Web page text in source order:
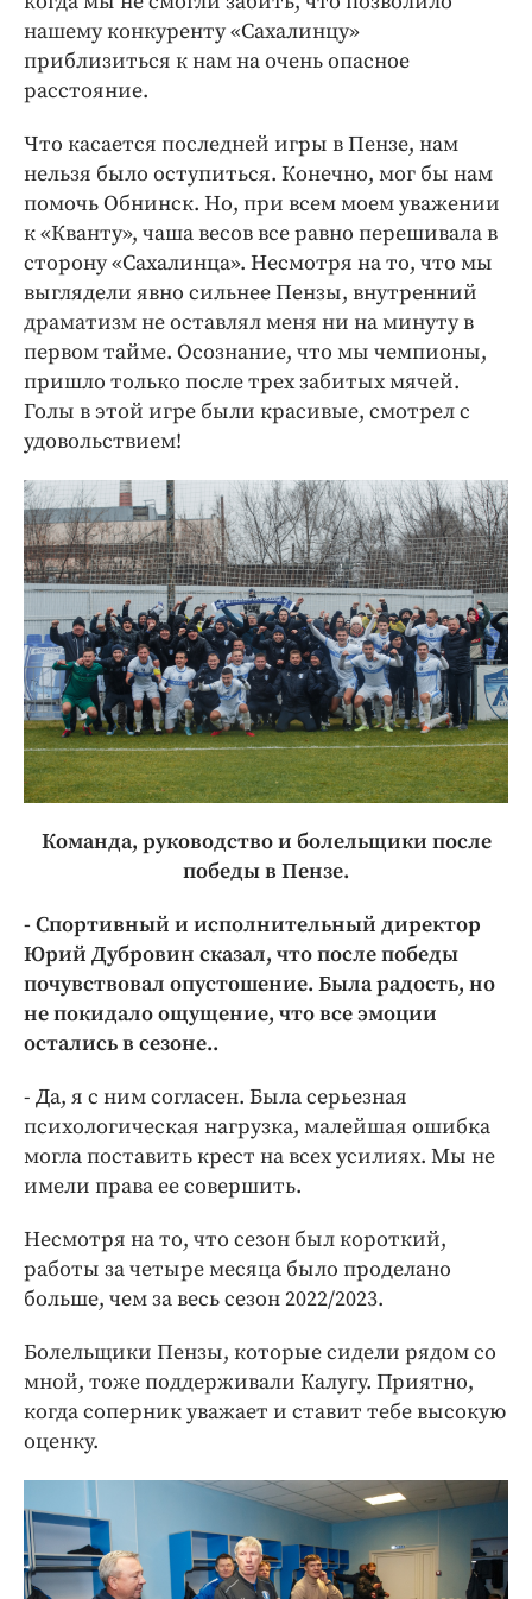
нашему конкуренту «Сахалинцу»
приблизиться к нам на очень опасное
расстояние.
Что касается последней игры в Пензе, нам
нельзя было оступиться. Конечно, мог бы нам
помочь Обнинск. Но, при всем моем уважении
к «Кванту», чаша весов все равно перешивала в
сторону «Сахалинца». Несмотря на то, что мы
выглядели явно сильнее Пензы, внутренний
драматизм не оставлял меня ни на минуту в
первом тайме. Осознание, что мы чемпионы,
пришло только после трех забитых мячей.
Голы в этой игре были красивые, смотрел с
удовольствием!
Команда, руководство и болельщики после
победы в Пензе.
- Спортивный и исполнительный директор
Юрий Дубровин сказал, что после победы
почувствовал опустошение. Была радость, но
не покидало ощущение, что все эмоции
остались в сезоне..
- Да, я с ним согласен. Была серьезная
психологическая нагрузка, малейшая ошибка
могла поставить крест на всех усилиях. Мы не
имели права ее совершить.
Несмотря на то, что сезон был короткий,
работы за четыре месяца было проделано
больше, чем за весь сезон 2022/2023.
Болельщики Пензы, которые сидели рядом со
мной, тоже поддерживали Калугу. Приятно,
когда соперник уважает и ставит тебе высокую
оценку.